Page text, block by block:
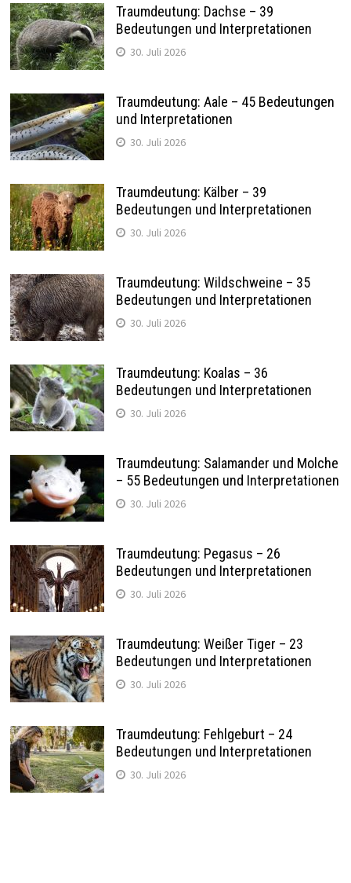
Traumdeutung: Dachse – 39
Bedeutungen und Interpretationen
30. Juli 2026
Traumdeutung: Aale – 45 Bedeutungen
und Interpretationen
30. Juli 2026
Traumdeutung: Kälber – 39
Bedeutungen und Interpretationen
30. Juli 2026
Traumdeutung: Wildschweine – 35
Bedeutungen und Interpretationen
30. Juli 2026
Traumdeutung: Koalas – 36
Bedeutungen und Interpretationen
30. Juli 2026
Traumdeutung: Salamander und Molche
– 55 Bedeutungen und Interpretationen
30. Juli 2026
Traumdeutung: Pegasus – 26
Bedeutungen und Interpretationen
30. Juli 2026
Traumdeutung: Weißer Tiger – 23
Bedeutungen und Interpretationen
30. Juli 2026
Traumdeutung: Fehlgeburt – 24
Bedeutungen und Interpretationen
30. Juli 2026